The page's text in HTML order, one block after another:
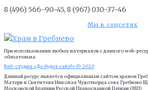
8 (496) 566-90-45, 8 (967) 030-37-46
Мы в соцсетях
При использовании любых материалов с данного web-
обязательна.
Веб-студия «Да будет сайт!» © 2020
Данный ресурс является официальным сайтом храмов
Матери и Cвятителя Николая Чудотворца села Гребнево
Московской Епархии Русской Православной Церкви (МП)